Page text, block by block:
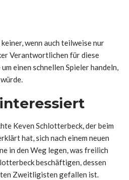
wenn auch teilweise nur
Verantwortlichen für diese
einen schnellen Spieler handeln,
Keven Schlotterbeck, der beim
hat, sich nach einem neuen
in den Weg legen, was freilich
beschäftigen, dessen
Zweitligisten gefallen ist.